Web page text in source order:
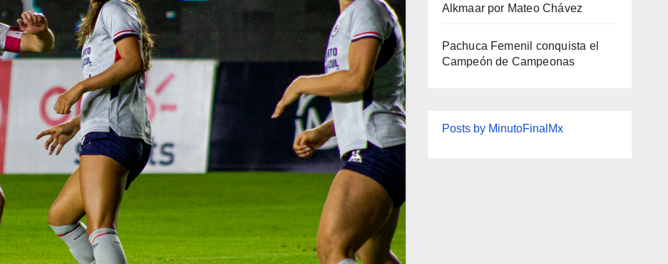
Alkmaar por Mateo Chávez
Pachuca Femenil conquista el
Campeón de Campeonas
Posts by MinutoFinalMx